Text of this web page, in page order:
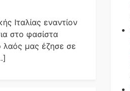
Ιταλίας εναντίον
στο φασίστα
λαός μας έζησε σε